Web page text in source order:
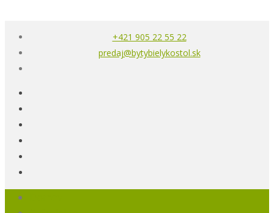
+421 905 22 55 22
predaj@bytybielykostol.sk